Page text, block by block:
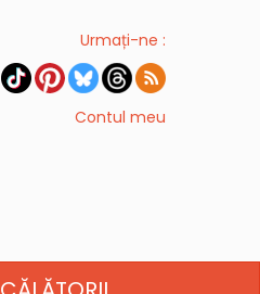
Urmați-ne :
Contul meu